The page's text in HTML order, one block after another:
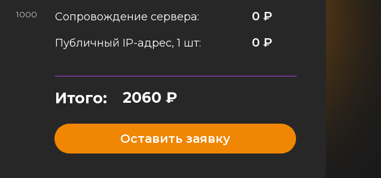
1000
Итого:
0 ₽
0 ₽
Публичный IP-адрес, 1 шт:
Сопровождение сервера:
2060 ₽
Оставить заявку